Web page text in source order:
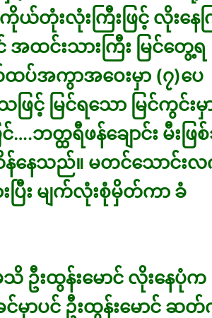
တုံးလုံးကြီးဖြင့် လိုးနေ
ထင်းသားကြီး မြင်တွေ့ရ
ပ်အကွာအဝေးမှာ (၇)ပေ
ြင့် မြင်ရသော မြင်ကွင်းမှ
တ္ထရီဖန်ချောင်း မီးဖြ
န်နေသည်။ မတင်သောင်း
ြီး မျက်လုံးစုံမှိတ်ကာ ခံ
းထွန်းမောင် လိုးနေပုံက
င်မှာပင် ဦးထွန်းမောင် ဆ